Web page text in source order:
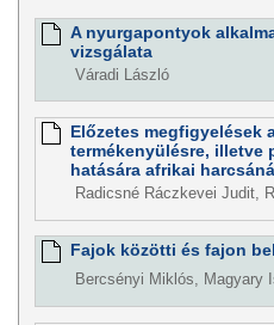
A nyurgapontyok
vizsgálata
Váradi László
Előzetes megfigyelések
termékenyülésre, illetve
hatására afrikai
Radicsné Ráczkevei Judit,
Fajok közötti és fajon
Bercsényi Miklós, Magyary